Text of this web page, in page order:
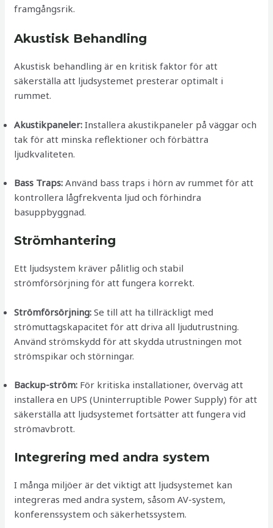
framgångsrik.
Akustisk Behandling
Akustisk behandling är en kritisk faktor för att
säkerställa att ljudsystemet presterar optimalt i
rummet.
Akustikpaneler: Installera akustikpaneler på väggar och
tak för att minska reflektioner och förbättra
ljudkvaliteten.
Bass Traps: Använd bass traps i hörn av rummet för att
kontrollera lågfrekventa ljud och förhindra
basuppbyggnad.
Strömhantering
Ett ljudsystem kräver pålitlig och stabil
strömförsörjning för att fungera korrekt.
Strömförsörjning: Se till att ha tillräckligt med
strömuttagskapacitet för att driva all ljudutrustning.
Använd strömskydd för att skydda utrustningen mot
strömspikar och störningar.
Backup-ström: För kritiska installationer, överväg att
installera en UPS (Uninterruptible Power Supply) för att
säkerställa att ljudsystemet fortsätter att fungera vid
strömavbrott.
Integrering med andra system
I många miljöer är det viktigt att ljudsystemet kan
integreras med andra system, såsom AV-system,
konferenssystem och säkerhetssystem.